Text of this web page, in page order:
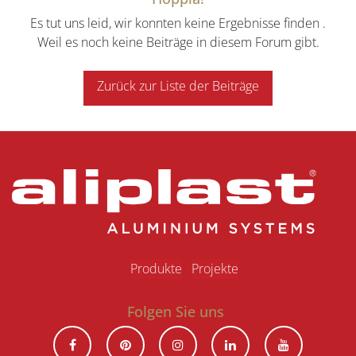
Es tut uns leid, wir konnten keine Ergebnisse finden .
Weil es noch keine Beiträge in diesem Forum gibt.
Zurück zur Liste der Beiträge
Produkte Projekte
Folgen Sie uns